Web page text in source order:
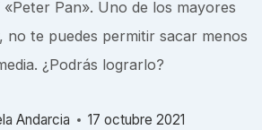
«Peter Pan». Uno de los mayores
no te puedes permitir sacar menos
¿Podrás lograrlo?
Andarcia 17 octubre 2021